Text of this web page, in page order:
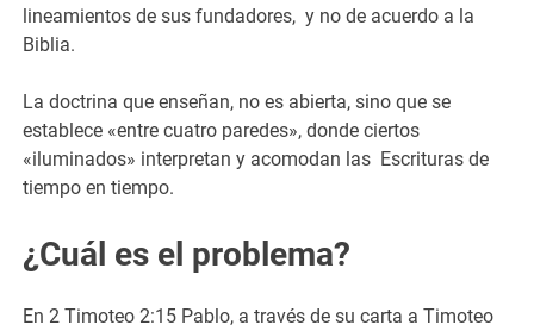
lineamientos de sus fundadores, y no de acuerdo a la
Biblia.
La doctrina que enseñan, no es abierta, sino que se
establece «entre cuatro paredes», donde ciertos
«iluminados» interpretan y acomodan las Escrituras de
tiempo en tiempo.
¿Cuál es el problema?
En 2 Timoteo 2:15 Pablo, a través de su carta a Timoteo